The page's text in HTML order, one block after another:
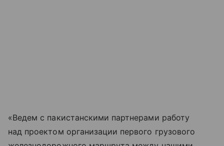
«Ведем с пакистанскими партнерами работу
над проектом организации первого грузового